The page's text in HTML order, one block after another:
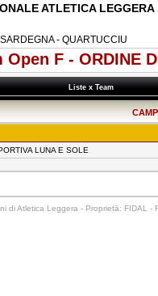
ATLETICA LEGGERA
- QUARTUCCIU
Open F - ORDINE
Liste x Team
LUNA E SOLE
di Atletica Leggera - Proprietā: FIDAL -